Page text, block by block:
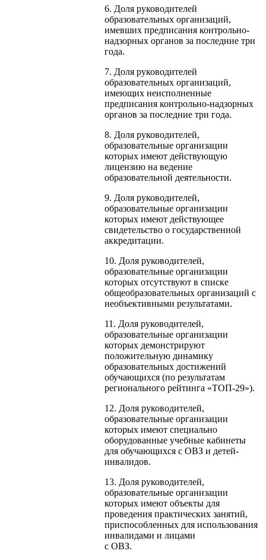
6. Доля руководителей
образовательных организаций,
имевших предписания контрольно-
надзорных органов за последние три
года.
7. Доля руководителей
образовательных организаций,
имеющих неисполненные
предписания контрольно-надзорных
органов за последние три года.
8. Доля руководителей,
образовательные организации
которых имеют действующую
лицензию на ведение
образовательной деятельности.
9. Доля руководителей,
образовательные организации
которых имеют действующее
свидетельство о государственной
аккредитации.
10. Доля руководителей,
образовательные организации
которых отсутствуют в списке
общеобразовательных организаций с
необъективными результатами.
11. Доля руководителей,
образовательные организации
которых демонстрируют
положительную динамику
образовательных достижений
обучающихся (по результатам
регионального рейтинга «ТОП-29»).
12. Доля руководителей,
образовательные организации
которых имеют специально
оборудованные учебные кабинеты
для обучающихся с ОВЗ и детей-
инвалидов.
13. Доля руководителей,
образовательные организации
которых имеют объекты для
проведения практических занятий,
приспособленных для использования
инвалидами и лицами
с ОВЗ.